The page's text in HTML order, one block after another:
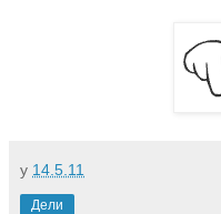
у 14.5.11
Дели